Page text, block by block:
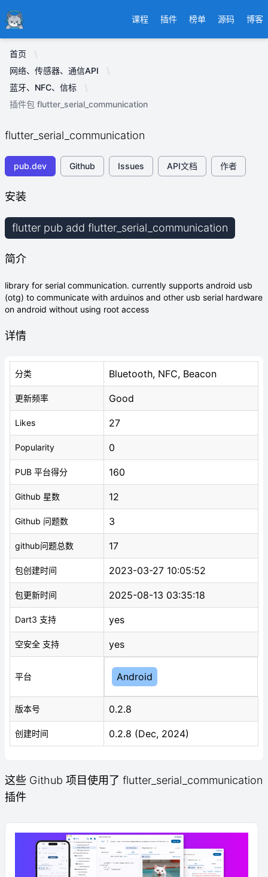
Ducafecat 课程 插件 榜单 源码 博客
首页
网络、传感器、通信API
蓝牙、NFC、信标
插件包 flutter_serial_communication
flutter_serial_communication
pub.dev Github Issues API文档 作者
安装
flutter pub add flutter_serial_communication
简介
library for serial communication. currently supports android usb
(otg) to communicate with arduinos and other usb serial hardware
on android without using root access
详情
分类 Bluetooth, NFC, Beacon
更新频率 Good
Likes 27
Popularity 0
PUB 平台得分 160
Github 星数 12
Github 问题数 3
github问题总数 17
包创建时间 2023-03-27 10:05:52
包更新时间 2025-08-13 03:35:18
Dart3 支持 yes
空安全 支持 yes
平台 Android
版本号 0.2.8
创建时间 0.2.8 (Dec, 2024)
这些 Github 项目使用了 flutter_serial_communication
插件